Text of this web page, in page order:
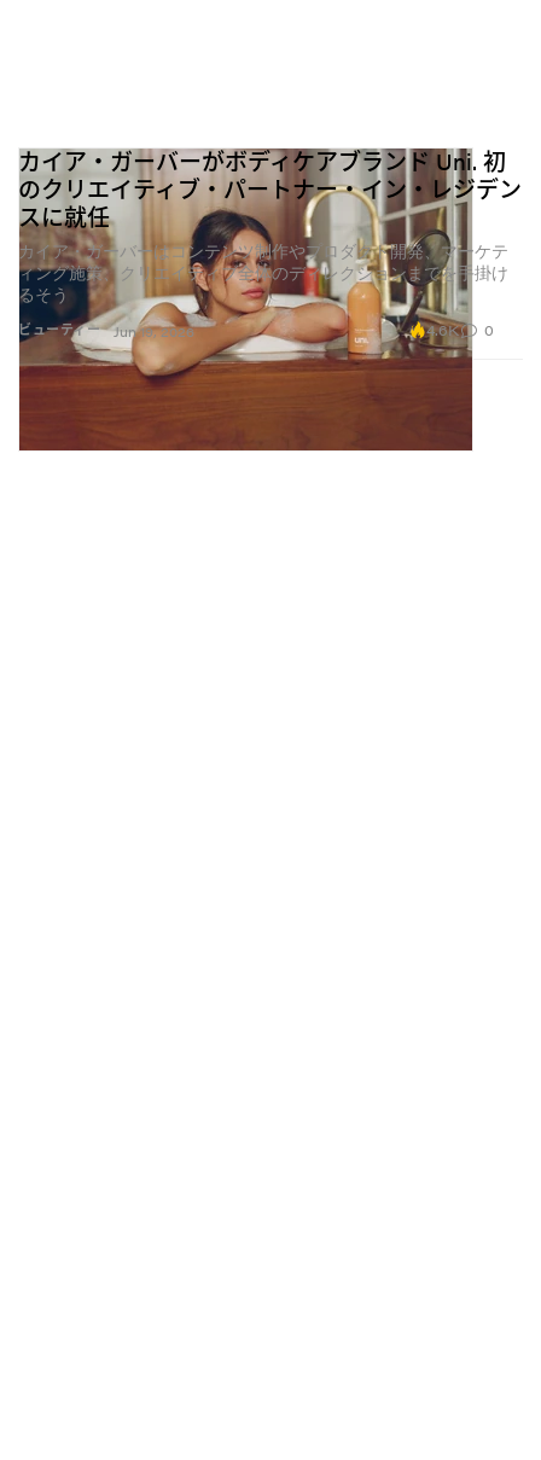
ビューティー
カイア・ガーバーがボディケアブランド Uni. 初
のクリエイティブ・パートナー・イン・レジデン
スに就任
カイア・ガーバーはコンテンツ制作やプロダクト開発、マーケテ
ィング施策、クリエイティブ全体のディレクションまでを手掛け
るそう
Jun 19, 2026 4.6K 0